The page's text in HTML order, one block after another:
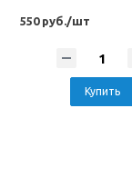
550 руб./шт
Купить